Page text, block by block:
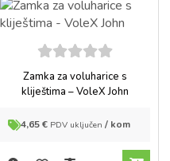
5out of
5
Zamka za voluharice s
kliještima – VoleX John
4,65€ PDV uključen / kom